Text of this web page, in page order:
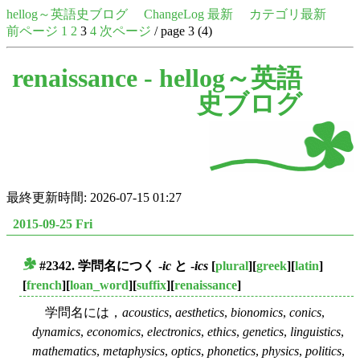
hellog～英語史ブログ ChangeLog 最新
カテゴリ最新
前ページ 1 2 3 4 次ページ / page 3 (4)
renaissance - hellog～英語
史ブログ
最終更新時間: 2026-07-15 01:27
2015-09-25 Fri
#2342. 学問名につく -ic と -ics [plural][greek][latin]
[french][loan_word][suffix][renaissance]
学問名には， acoustics, aesthetics, bionomics, conics,
dynamics, economics, electronics, ethics, genetics, linguistics,
mathematics, metaphysics, optics, phonetics, physics, politics,